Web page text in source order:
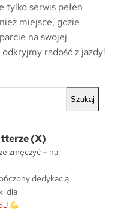
tylko serwis pełen
miejsce, gdzie
na swojej
radość z jazdy!
Szukaj
(X)
zmęczyć – na
dedykacją
dla